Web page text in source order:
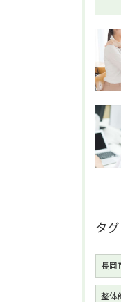
タグ
長岡
整体